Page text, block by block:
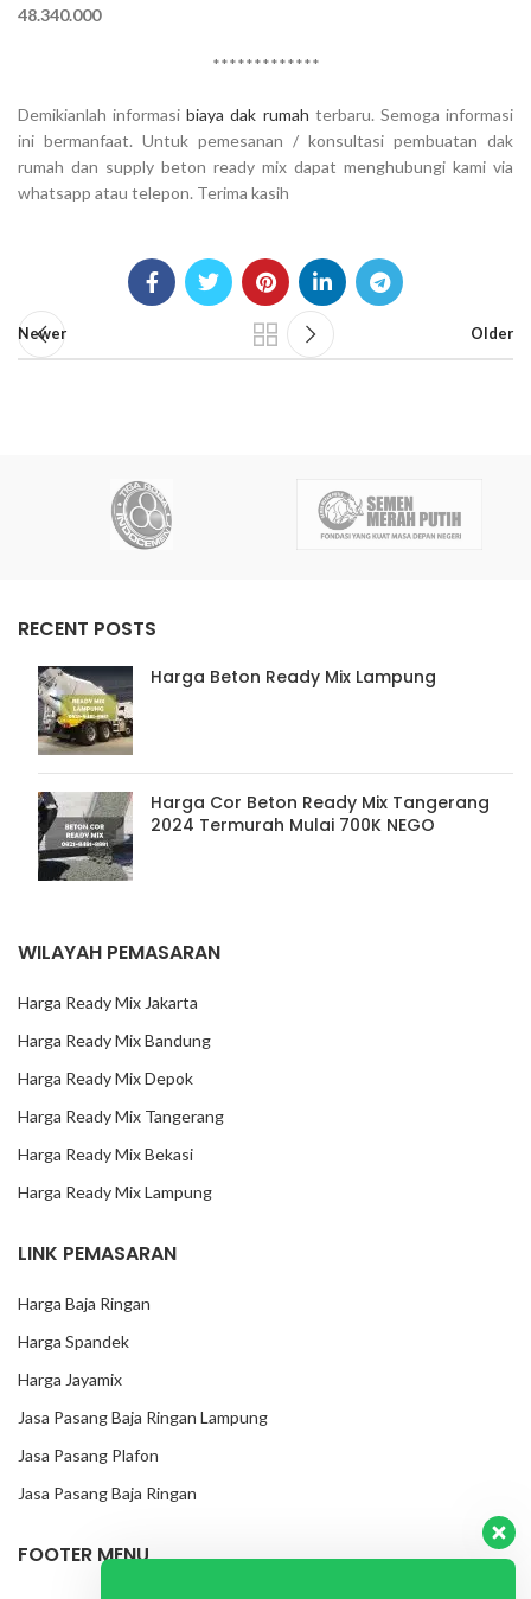
48.340.000
*************
Demikianlah informasibiaya dak rumah terbaru. Semoga informasi
ini bermanfaat. Untuk pemesanan / konsultasi pembuatan dak
rumah dan supply beton ready mix dapat menghubungi kami via
whatsapp atau telepon. Terima kasih
Newer Older
RECENT POSTS
Harga Beton Ready Mix Lampung
Harga Cor Beton Ready Mix Tangerang
2024 Termurah Mulai 700K NEGO
WILAYAH PEMASARAN
Harga Ready Mix Jakarta
Harga Ready Mix Bandung
Harga Ready Mix Depok
Harga Ready Mix Tangerang
Harga Ready Mix Bekasi
Harga Ready Mix Lampung
LINK PEMASARAN
Harga Baja Ringan
Harga Spandek
Harga Jayamix
Jasa Pasang Baja Ringan Lampung
Jasa Pasang Plafon
Jasa Pasang Baja Ringan
FOOTER MENU